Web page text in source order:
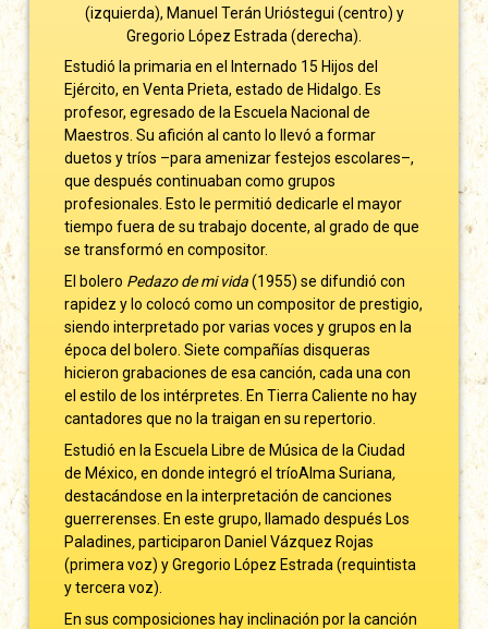
(izquierda), Manuel Terán Urióstegui (centro) y
Gregorio López Estrada (derecha).
Estudió la primaria en el Internado 15 Hijos del
Ejército, en Venta Prieta, estado de Hidalgo. Es
profesor, egresado de la Escuela Nacional de
Maestros. Su afición al canto lo llevó a formar
duetos y tríos –para amenizar festejos escolares–,
que después continuaban como grupos
profesionales. Esto le permitió dedicarle el mayor
tiempo fuera de su trabajo docente, al grado de que
se transformó en compositor.
El bolero Pedazo de mi vida(1955) se difundió con
rapidez y lo colocó como un compositor de prestigio,
siendo interpretado por varias voces y grupos en la
época del bolero. Siete compañías disqueras
hicieron grabaciones de esa canción, cada una con
el estilo de los intérpretes. En Tierra Caliente no hay
cantadores que no la traigan en su repertorio.
Estudió en la Escuela Libre de Música de la Ciudad
de México, en donde integró el tríoAlma Suriana,
destacándose en la interpretación de canciones
guerrerenses. En este grupo, llamado después Los
Paladines,participaron Daniel Vázquez Rojas
(primera voz) y Gregorio López Estrada (requintista
y tercera voz).
En sus composiciones hay inclinación por la canción